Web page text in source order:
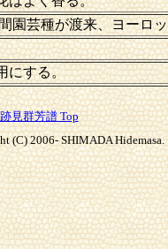
園芸種が渡来、ヨーロ
にする。
跡見群芳譜 Top
(C) 2006- SHIMADA